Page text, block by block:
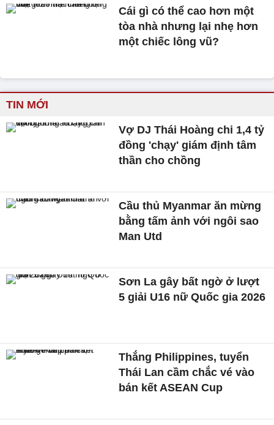
Cái gì có thể cao hơn một
tòa nhà nhưng lại nhẹ hơn
một chiếc lông vũ?
TIN MỚI
Vợ DJ Thái Hoàng chi 1,4 tỷ
đồng 'chạy' giám định tâm
thần cho chồng
Cầu thủ Myanmar ăn mừng
bằng tấm ảnh với ngôi sao
Man Utd
Sơn La gây bất ngờ ở lượt
5 giải U16 nữ Quốc gia 2026
Thắng Philippines, tuyển
Thái Lan cầm chắc vé vào
bán kết ASEAN Cup